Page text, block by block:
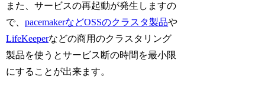
また、サービスの再起動が発生しますの
で、pacemakerなどOSSのクラスタ製品や
LifeKeeperなどの商用のクラスタリング
製品を使うとサービス断の時間を最小限
にすることが出来ます。